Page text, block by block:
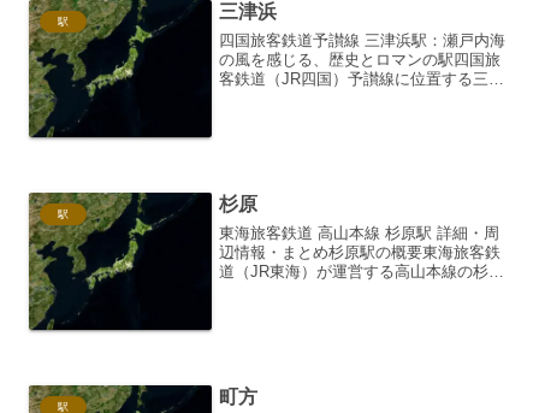
駅 三津浜
四国旅客鉄道予讃線 三津浜駅：瀬戸内海
の風を感じる、歴史とロマンの駅四国旅
客鉄道（JR四国）予讃線に位置する三津
駅 杉原
東海旅客鉄道 高山本線 杉原駅 詳細・周
辺情報・まとめ杉原駅の概要東海旅客鉄
道（JR東海）が運営する高山本線の杉原
駅 町方